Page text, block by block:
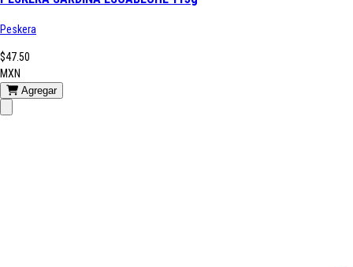
Peskera
$47.50
MXN
Agregar